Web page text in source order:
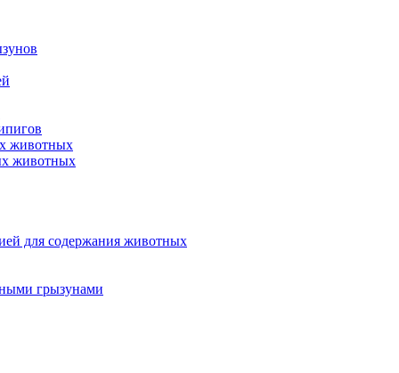
животных
животных
для содержания животных
грызунами